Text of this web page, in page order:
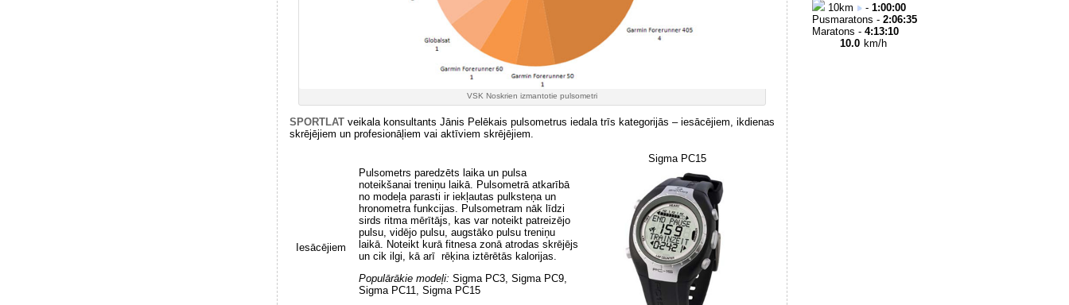
VSK Noskrien izmantotie pulsometri
SPORTLAT veikala konsultants Jānis Pelēkais pulsometrus iedala trīs kategorijās – iesācējiem, ikdienas
skrējējiem un profesionāļiem vai aktīviem skrējējiem.
Iesācējiem
Pulsometrs paredzēts laika un pulsa
noteikšanai treniņu laikā. Pulsometrā atkarībā
no modeļa parasti ir iekļautas pulksteņa un
hronometra funkcijas. Pulsometram nāk līdzi
sirds ritma mērītājs, kas var noteikt patreizējo
pulsu, vidējo pulsu, augstāko pulsu treniņu
laikā. Noteikt kurā fitnesa zonā atrodas skrējējs
un cik ilgi, kā arī rēķina iztērētās kalorijas.
Populārākie modeļi: Sigma PC3, Sigma PC9,
Sigma PC11, Sigma PC15
Sigma PC15
10km - 1:00:00
Pusmaratons - 2:06:35
Maratons - 4:13:10
10.0 km/h